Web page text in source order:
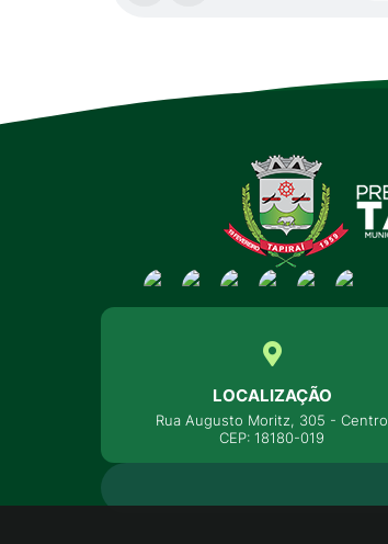
LOCALIZAÇÃO
Rua Augusto Moritz, 305 - Centro
CEP: 18180-019